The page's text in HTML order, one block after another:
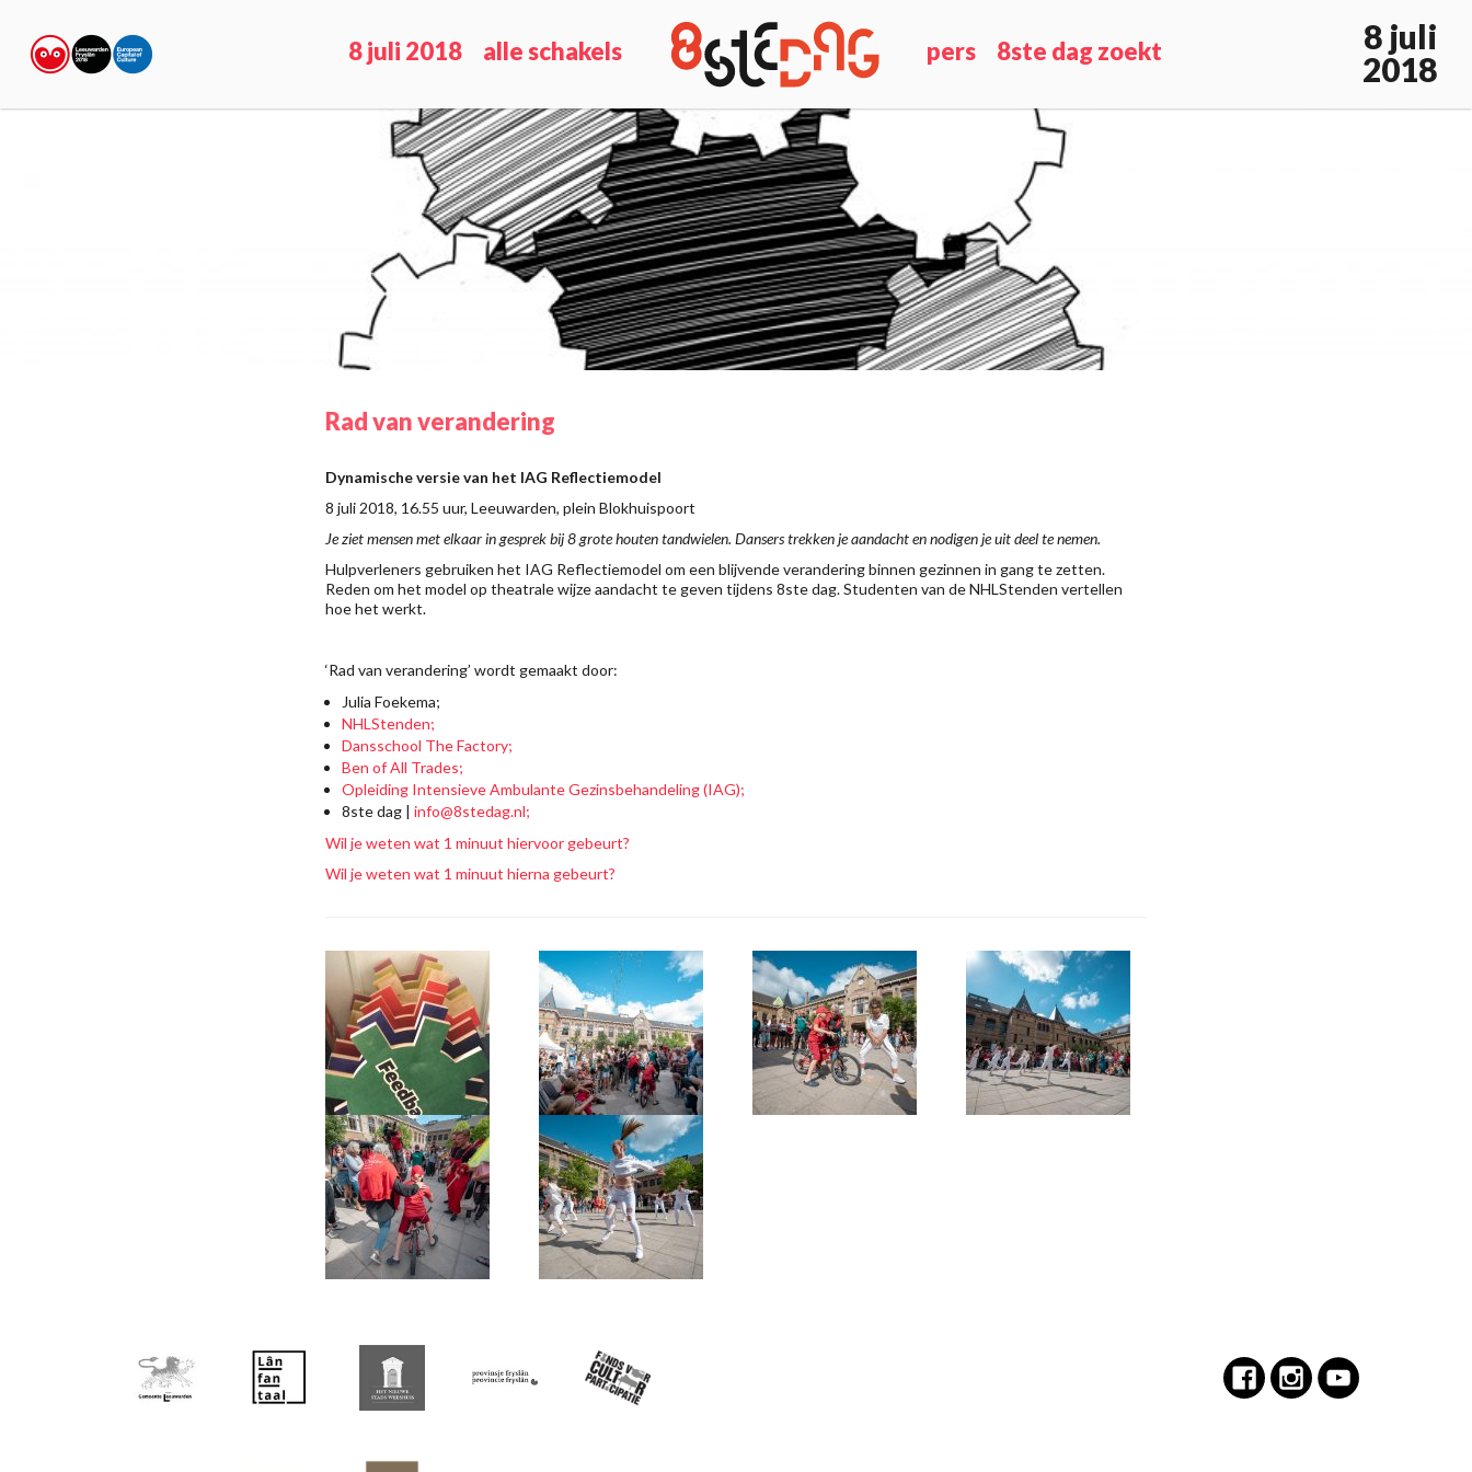
8 juli 2018 alle schakels pers 8ste dag zoekt
8 juli
2018
Rad van verandering
Dynamische versie van het IAG Reflectiemodel
8 juli 2018, 16.55 uur, Leeuwarden, plein Blokhuispoort
Je ziet mensen met elkaar in gesprek bij 8 grote houten tandwielen. Dansers trekken je aandacht en nodigen je uit deel te nemen.
Hulpverleners gebruiken het IAG Reflectiemodel om een blijvende verandering binnen gezinnen in gang te zetten.
Reden om het model op theatrale wijze aandacht te geven tijdens 8ste dag. Studenten van de NHLStenden vertellen
hoe het werkt.
‘Rad van verandering’ wordt gemaakt door:
Julia Foekema;
NHLStenden;
Dansschool The Factory;
Ben of All Trades;
Opleiding Intensieve Ambulante Gezinsbehandeling (IAG);
8ste dag | info@8stedag.nl;
Wil je weten wat 1 minuut hiervoor gebeurt?
Wil je weten wat 1 minuut hierna gebeurt?